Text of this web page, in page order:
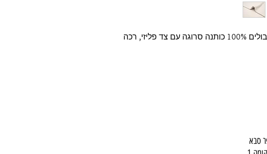
שמיכה לתינוק סופר מפנקת שיבולים 100% כותנה סרוגה עם צד פליזי, רכה